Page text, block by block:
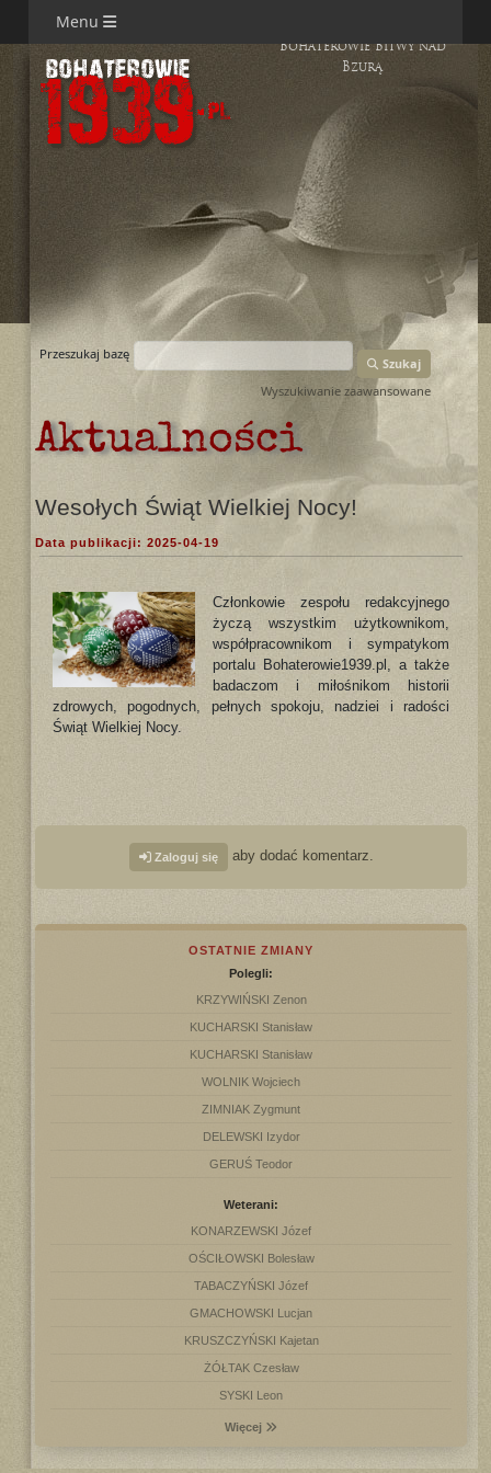
Menu
Bohaterowie Bitwy nad
Bzurą
Przeszukaj bazę
Szukaj
Wyszukiwanie zaawansowane
Aktualności
Wesołych Świąt Wielkiej Nocy!
Data publikacji: 2025-04-19
Członkowie zespołu redakcyjnego
życzą wszystkim użytkownikom,
współpracownikom i sympatykom
portalu Bohaterowie1939.pl, a także
badaczom i miłośnikom historii
zdrowych, pogodnych, pełnych spokoju, nadziei i radości
Świąt Wielkiej Nocy.
Zaloguj się aby dodać komentarz.
OSTATNIE ZMIANY
Polegli:
KRZYWIŃSKI Zenon
KUCHARSKI Stanisław
KUCHARSKI Stanisław
WOLNIK Wojciech
ZIMNIAK Zygmunt
DELEWSKI Izydor
GERUŚ Teodor
Weterani:
KONARZEWSKI Józef
OŚCIŁOWSKI Bolesław
TABACZYŃSKI Józef
GMACHOWSKI Lucjan
KRUSZCZYŃSKI Kajetan
ŻÓŁTAK Czesław
SYSKI Leon
Więcej